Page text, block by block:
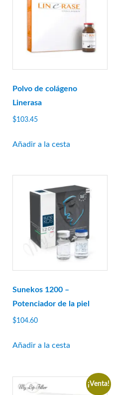
Polvo de colágeno
Linerasa
$103.45
Añadir a la cesta
Sunekos 1200 –
Potenciador de la piel
$104.60
Añadir a la cesta
¡Venta!
Lexyal
Linerase
Mona Lisa
Neufidence
Neuramis
siguiente
Optivisc
Profhilo
prostrolano
Regenovue
Rejeunesse
Revanesse
Revofil
Revolax
Teosyal